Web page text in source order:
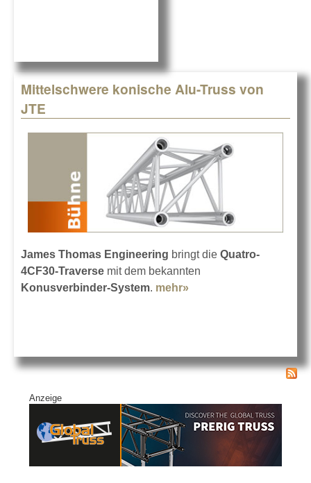
Mittelschwere konische Alu-Truss von
JTE
James Thomas Engineering bringt die Quatro-
4CF30-Traverse mit dem bekannten
Konusverbinder-System. mehr»
Anzeige